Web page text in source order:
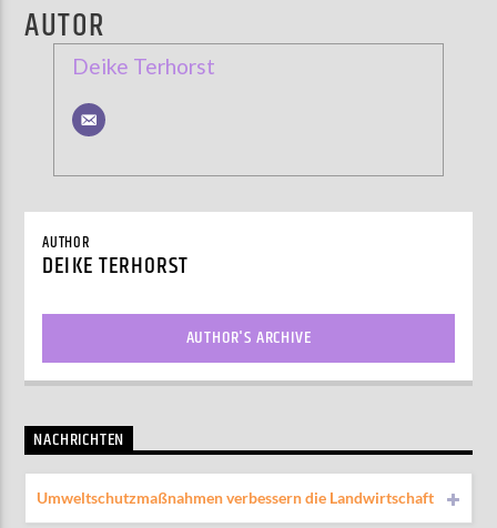
AUTOR
Deike Terhorst
AUTHOR
DEIKE TERHORST
AUTHOR'S ARCHIVE
NACHRICHTEN
Umweltschutzmaßnahmen verbessern die Landwirtschaft